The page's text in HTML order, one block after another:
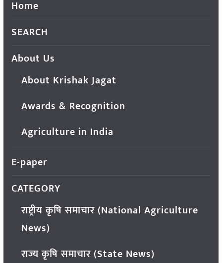
Home
SEARCH
About Us
About Krishak Jagat
Awards & Recognition
Agriculture in India
E-paper
CATEGORY
राष्ट्रीय कृषि समाचार (National Agriculture
News)
राज्य कृषि समाचार (State News)